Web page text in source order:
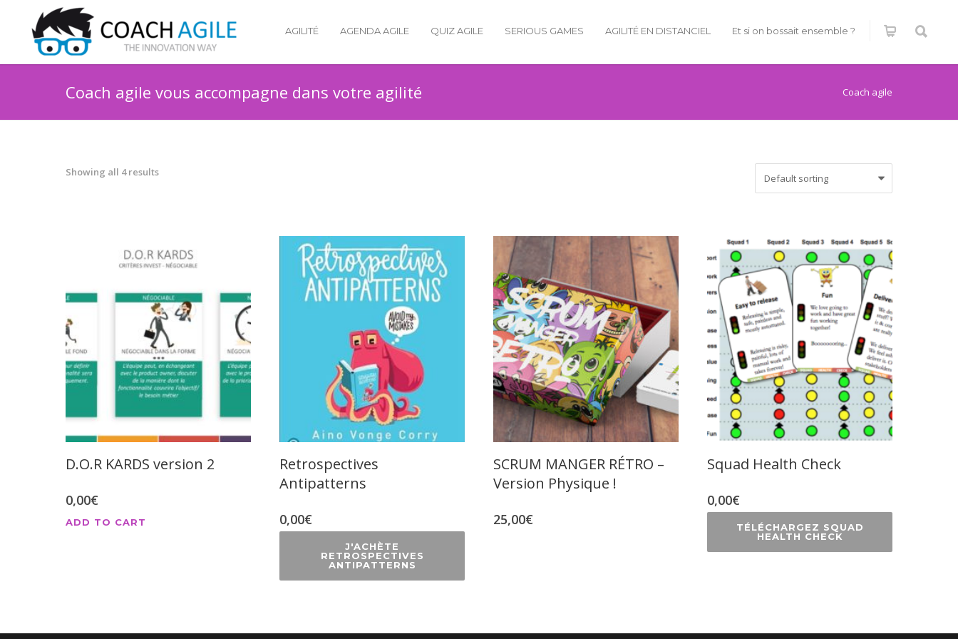
AGILITÉ AGENDA AGILE QUIZ AGILE SERIOUS GAMES AGILITÉ EN DISTANCIEL Et si on bossait ensemble ?
Coach agile vous accompagne dans votre agilité Coach agile
Showing all 4 results
D.O.R KARDS version 2
0,00€
ADD TO CART
Retrospectives
Antipatterns
0,00€
J'ACHÈTE
RETROSPECTIVES
ANTIPATTERNS
SCRUM MANGER RÉTRO –
Version Physique !
25,00€
Squad Health Check
0,00€
TÉLÉCHARGEZ SQUAD
HEALTH CHECK